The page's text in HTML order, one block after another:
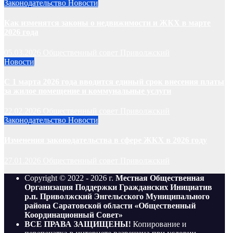
Законодательство Новости
Новости
Законодательство Новости
Copyright © 2022 - 2026 г. Местная Общественная
Организация Поддержки Гражданских Инициатив
р.п. Приволжский Энгельсского Муниципального
района Саратовской области «Общественный
Координационный Совет»
ВСЕ ПРАВА ЗАЩИЩЕНЫ! Копирование и